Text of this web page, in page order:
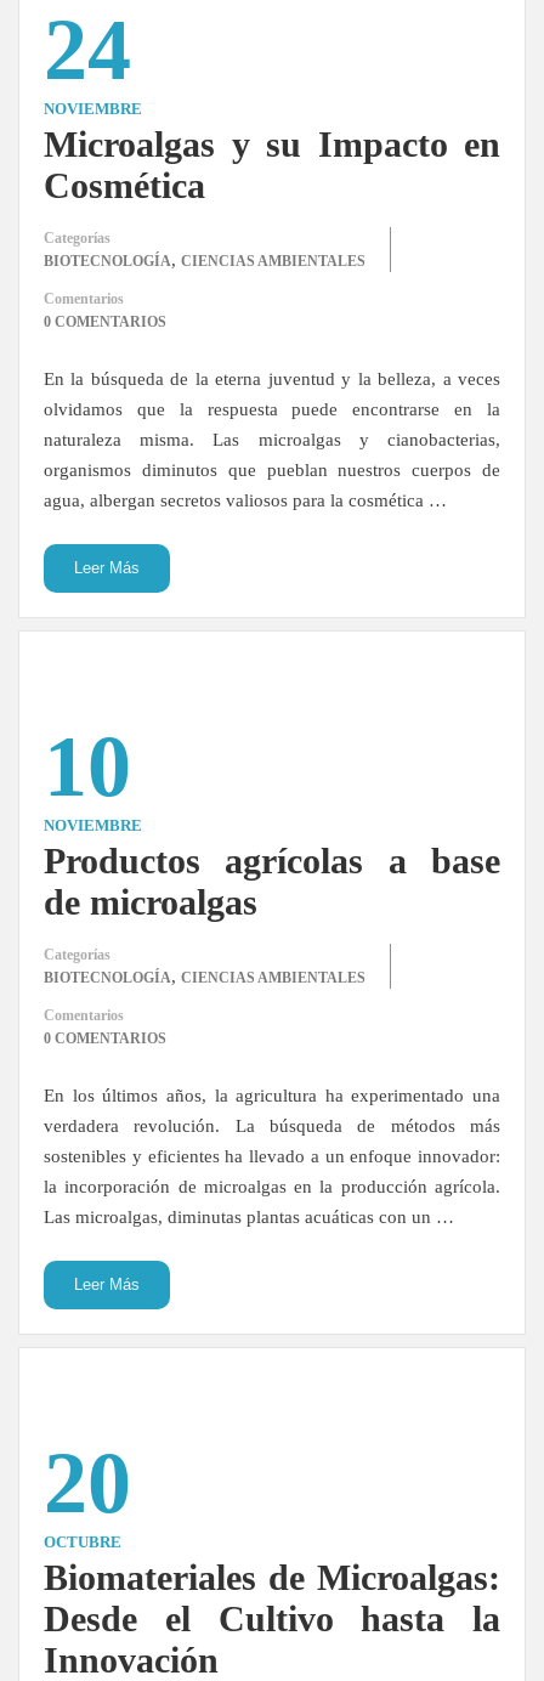
24
NOVIEMBRE
Microalgas y su Impacto en
Cosmética
Categorías
BIOTECNOLOGÍA, CIENCIAS AMBIENTALES
Comentarios
0 COMENTARIOS
En la búsqueda de la eterna juventud y la belleza, a veces
olvidamos que la respuesta puede encontrarse en la
naturaleza misma. Las microalgas y cianobacterias,
organismos diminutos que pueblan nuestros cuerpos de
agua, albergan secretos valiosos para la cosmética …
Leer Más
10
NOVIEMBRE
Productos agrícolas a base
de microalgas
Categorías
BIOTECNOLOGÍA, CIENCIAS AMBIENTALES
Comentarios
0 COMENTARIOS
En los últimos años, la agricultura ha experimentado una
verdadera revolución. La búsqueda de métodos más
sostenibles y eficientes ha llevado a un enfoque innovador:
la incorporación de microalgas en la producción agrícola.
Las microalgas, diminutas plantas acuáticas con un …
Leer Más
20
OCTUBRE
Biomateriales de Microalgas:
Desde el Cultivo hasta la
Innovación